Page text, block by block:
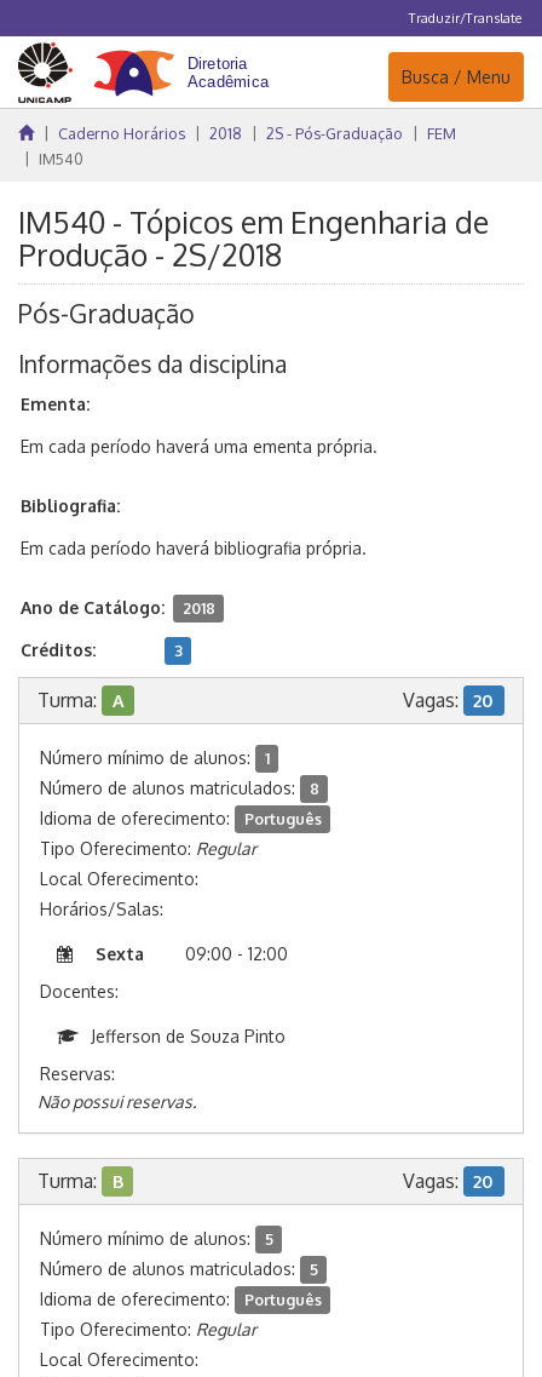
Traduzir/Translate
Navegação
Busca / Menu
Caderno Horários 2018 2S - Pós-Graduação
FEM
IM540
IM540 - Tópicos em Engenharia de
Produção - 2S/2018
Pós-Graduação
Informações da disciplina
Ementa:
Em cada período haverá uma ementa própria.
Bibliografia:
Em cada período haverá bibliografia própria.
Ano de Catálogo: 2018
Créditos: 3
Turma: A Vagas: 20
Número mínimo de alunos: 1
Número de alunos matriculados: 8
Idioma de oferecimento: Português
Tipo Oferecimento: Regular
Local Oferecimento:
Horários/Salas:
Sexta
09:00 - 12:00
Docentes:
Jefferson de Souza Pinto
Reservas:
Não possui reservas.
Turma: B Vagas: 20
Número mínimo de alunos: 5
Número de alunos matriculados: 5
Idioma de oferecimento: Português
Tipo Oferecimento: Regular
Local Oferecimento: